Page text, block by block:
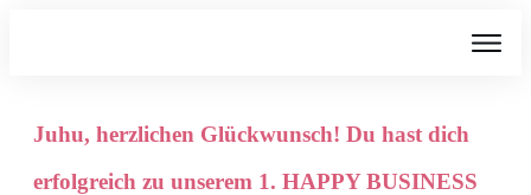
Juhu, herzlichen Glückwunsch! Du hast dich
erfolgreich zu unserem 1. HAPPY BUSINESS